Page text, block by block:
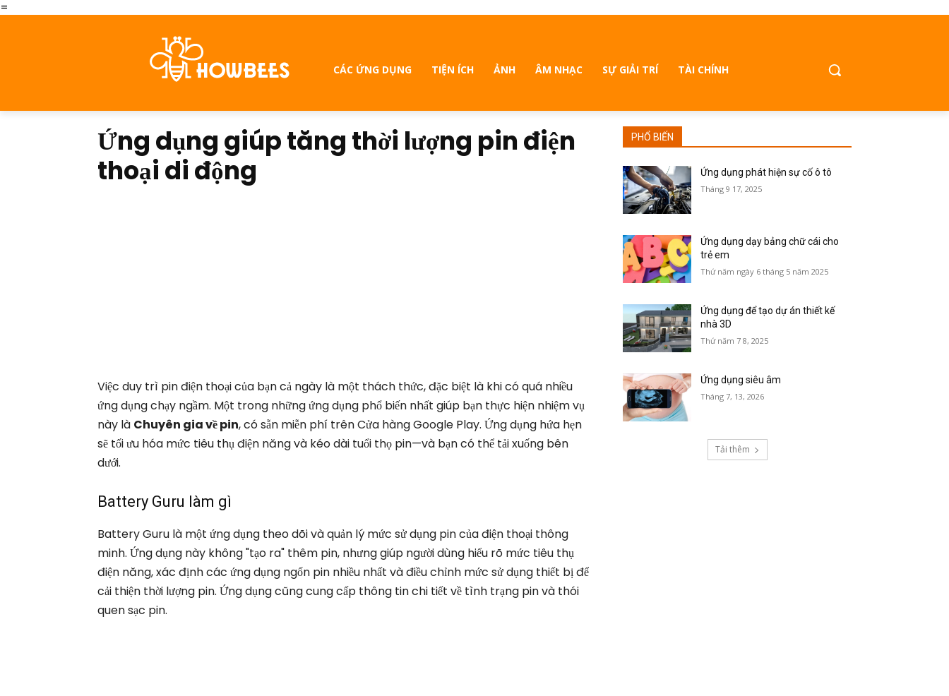
=
CÁC ỨNG DỤNG TIỆN ÍCH ẢNH ÂM NHẠC SỰ GIẢI TRÍ TÀI CHÍNH
Ứng dụng giúp tăng thời lượng pin điện
thoại di động
Việc duy trì pin điện thoại của bạn cả ngày là một thách thức, đặc biệt là khi có quá nhiều
ứng dụng chạy ngầm. Một trong những ứng dụng phổ biến nhất giúp bạn thực hiện nhiệm vụ
này là Chuyên gia về pin, có sẵn miễn phí trên Cửa hàng Google Play. Ứng dụng hứa hẹn
sẽ tối ưu hóa mức tiêu thụ điện năng và kéo dài tuổi thọ pin—và bạn có thể tải xuống bên
dưới.
Battery Guru làm gì
Battery Guru là một ứng dụng theo dõi và quản lý mức sử dụng pin của điện thoại thông
minh. Ứng dụng này không "tạo ra" thêm pin, nhưng giúp người dùng hiểu rõ mức tiêu thụ
điện năng, xác định các ứng dụng ngốn pin nhiều nhất và điều chỉnh mức sử dụng thiết bị để
cải thiện thời lượng pin. Ứng dụng cũng cung cấp thông tin chi tiết về tình trạng pin và thói
quen sạc pin.
PHỔ BIẾN
Ứng dụng phát hiện sự cố ô tô
Tháng 9 17, 2025
Ứng dụng dạy bảng chữ cái cho
trẻ em
Thứ năm ngày 6 tháng 5 năm 2025
Ứng dụng để tạo dự án thiết kế
nhà 3D
Thứ năm 7 8, 2025
Ứng dụng siêu âm
Tháng 7, 13, 2026
Tải thêm